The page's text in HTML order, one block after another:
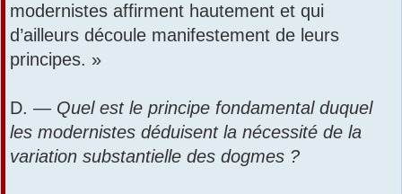
modernistes affirment hautement et qui
d’ailleurs découle manifestement de leurs
principes. »
D. — Quel est le principe fondamental duquel
les modernistes déduisent la nécessité de la
variation substantielle des dogmes ?